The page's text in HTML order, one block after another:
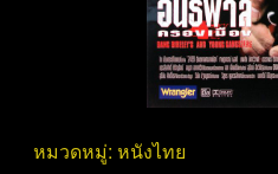
หมวดหมู่: หนังไทย